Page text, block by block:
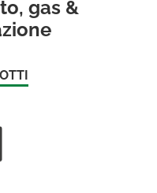
gas &